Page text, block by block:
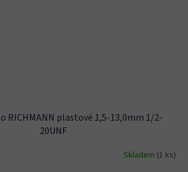
RICHMANN plastové 1,5-13,0mm 1/2-
20UNF
Skladem (1 ks)